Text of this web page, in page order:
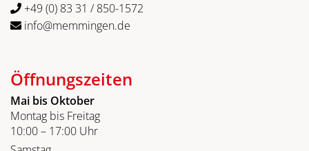
+49 (0) 83 31 / 850-1572
info@memmingen.de
Öffnungszeiten
Mai bis Oktober
Montag bis Freitag
10:00 – 17:00 Uhr